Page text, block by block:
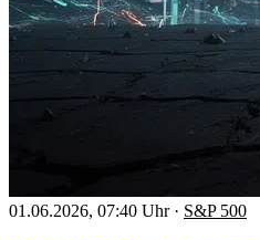
01.06.2026, 07:40 Uhr · S&P 500